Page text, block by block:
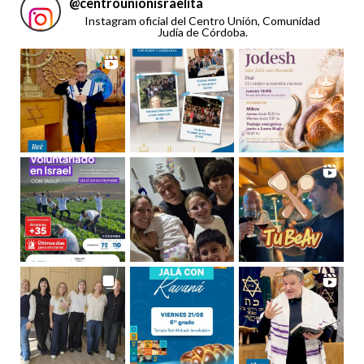
Instagram oficial del Centro Unión, Comunidad
Judía de Córdoba.